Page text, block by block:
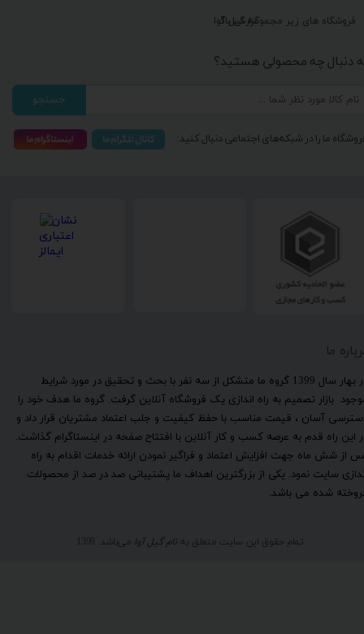
ما
​در بهار سال 1399 گروه ما متشکل از سه نفر با بحث و تحقیق در مورد شرایط
بازار تصمیم به راه اندازی یک فروشگاه آنلاین گرفت. گروه ما هدف خود را
آسان ، قیمت مناسب با حفظ کیفیت و جلب اعتماد مشتریان قرار داد و
این راه قدم به عرصه کسب و کار آنلاین با افتتاح صفحه در اینستاگرام گذاشت.
از شش ماه جهت افزایش اعتماد و فراگیر نمودن ارائه خدمات اقدام به راه
سایت نمود. یکی از بزرگترین اهداف ما پشتیبانی صد در صد از محصولات
شده می باشد.
تمام حقوق این سایت متعلق به نام گیل آوا می‌باشد. 1399
گزارش باگ
فروشگاه های زیر مجموعه گیل آوا
دنبال چه محصولی هستید؟
جستجو
ما را در شبکه‌های اجتماعی دنبال کنید: